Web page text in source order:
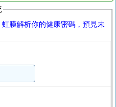
膜解析你的健康密碼，預見未